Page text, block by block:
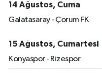
14 Ağustos, Cuma
Galatasaray - Çorum FK
15 Ağustos, Cumartesi
Konyaspor - Rizespor